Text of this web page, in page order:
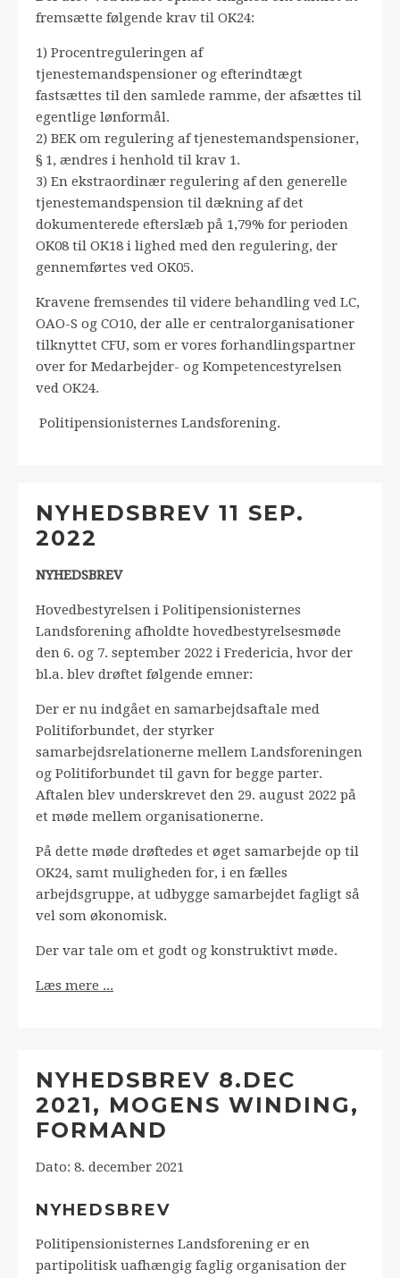
fremsætte følgende krav til OK24:
1) Procentreguleringen af
tjenestemandspensioner og efterindtægt
fastsættes til den samlede ramme, der afsættes til
egentlige lønformål.
2) BEK om regulering af tjenestemandspensioner,
§ 1, ændres i henhold til krav 1.
3) En ekstraordinær regulering af den generelle
tjenestemandspension til dækning af det
dokumenterede efterslæb på 1,79% for perioden
OK08 til OK18 i lighed med den regulering, der
gennemførtes ved OK05.
Kravene fremsendes til videre behandling ved LC,
OAO-S og CO10, der alle er centralorganisationer
tilknyttet CFU, som er vores forhandlingspartner
over for Medarbejder- og Kompetencestyrelsen
ved OK24.
Politipensionisternes Landsforening.
NYHEDSBREV 11 SEP.
2022
NYHEDSBREV
Hovedbestyrelsen i Politipensionisternes
Landsforening afholdte hovedbestyrelsesmøde
den 6. og 7. september 2022 i Fredericia, hvor der
bl.a. blev drøftet følgende emner:
Der er nu indgået en samarbejdsaftale med
Politiforbundet, der styrker
samarbejdsrelationerne mellem Landsforeningen
og Politiforbundet til gavn for begge parter.
Aftalen blev underskrevet den 29. august 2022 på
et møde mellem organisationerne.
På dette møde drøftedes et øget samarbejde op til
OK24, samt muligheden for, i en fælles
arbejdsgruppe, at udbygge samarbejdet fagligt så
vel som økonomisk.
Der var tale om et godt og konstruktivt møde.
Læs mere ...
NYHEDSBREV 8.DEC
2021, MOGENS WINDING,
FORMAND
Dato: 8. december 2021
NYHEDSBREV
Politipensionisternes Landsforening er en
partipolitisk uafhængig faglig organisation der